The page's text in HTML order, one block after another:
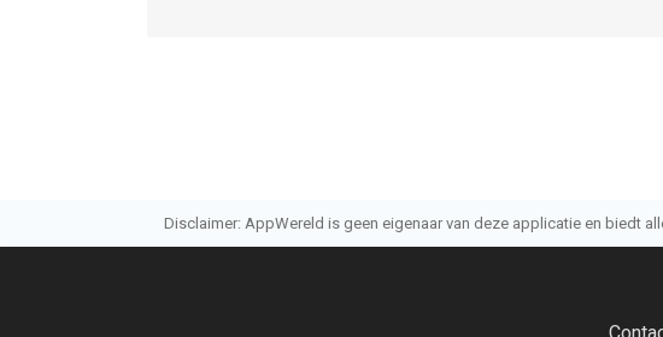
Disclaimer: AppWereld is geen eigenaar van deze applicatie en biedt